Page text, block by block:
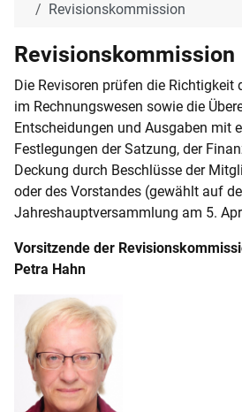
Revisionskommission
Revisionskommission
Die Revisoren prüfen die Richtigkeit
im Rechnungswesen sowie die
Entscheidungen und Ausgaben mit
Festlegungen der Satzung, der
Deckung durch Beschlüsse der
oder des Vorstandes (gewählt auf
Jahreshauptversammlung am 5.
Vorsitzende der
Petra Hahn